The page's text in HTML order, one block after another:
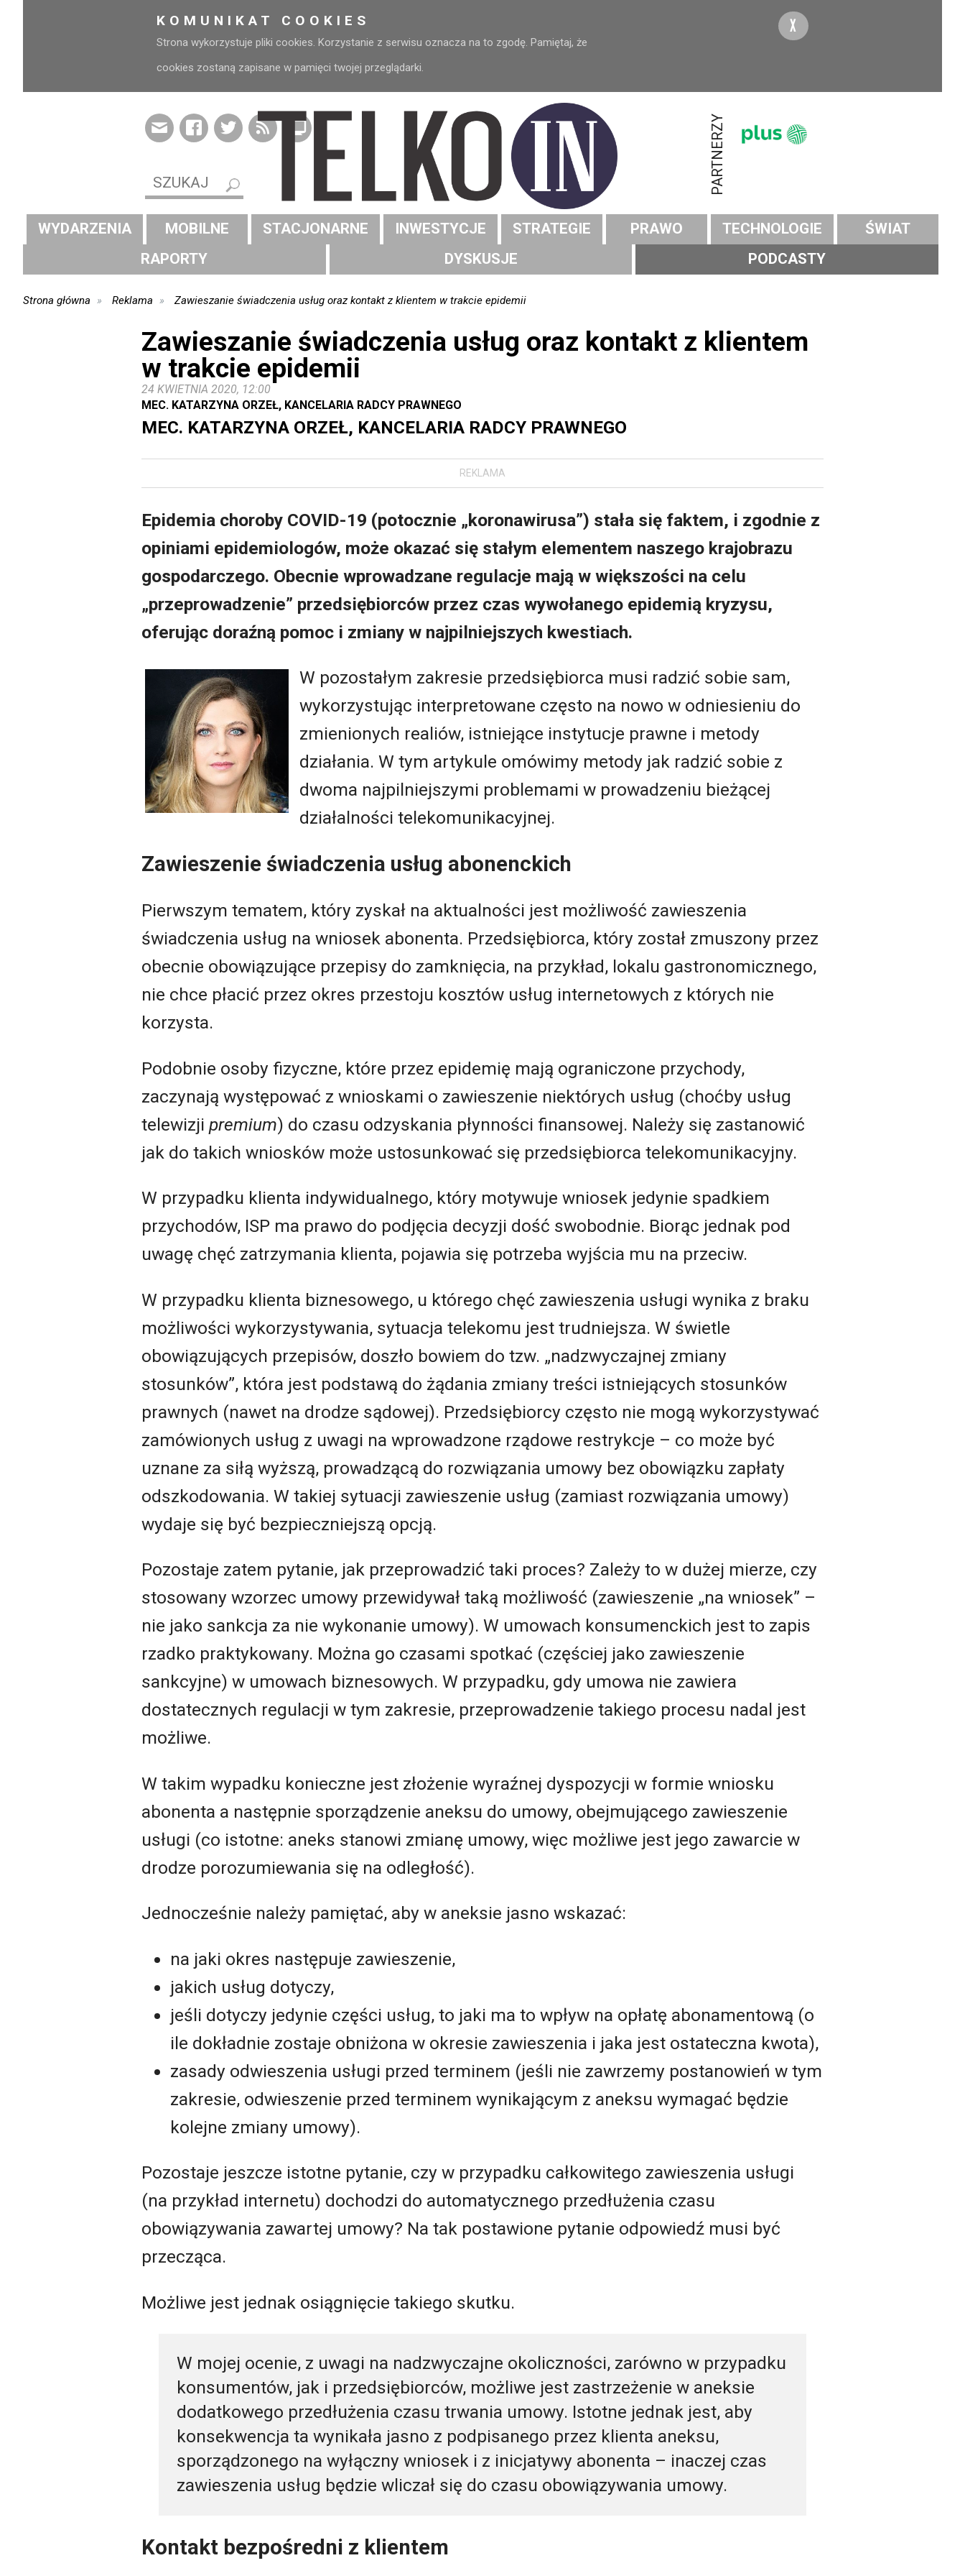
KOMUNIKAT COOKIES
Strona wykorzystuje pliki cookies. Korzystanie z serwisu oznacza na to zgodę. Pamiętaj, że
cookies zostaną zapisane w pamięci twojej przeglądarki.
X
PARTNERZY
WYDARZENIA MOBILNE STACJONARNE INWESTYCJE STRATEGIE PRAWO TECHNOLOGIE
ŚWIAT
RAPORTY
DYSKUSJE PODCASTY
Strona główna Reklama Zawieszanie świadczenia usług oraz kontakt z klientem w trakcie epidemii
Zawieszanie świadczenia usług oraz kontakt z klientem
w trakcie epidemii
24 KWIETNIA 2020, 12:00
MEC. KATARZYNA ORZEŁ, KANCELARIA RADCY PRAWNEGO
MEC. KATARZYNA ORZEŁ, KANCELARIA RADCY PRAWNEGO
REKLAMA
Epidemia choroby COVID-19 (potocznie „koronawirusa”) stała się faktem, i zgodnie z
opiniami epidemiologów, może okazać się stałym elementem naszego krajobrazu
gospodarczego. Obecnie wprowadzane regulacje mają w większości na celu
„przeprowadzenie” przedsiębiorców przez czas wywołanego epidemią kryzysu,
oferując doraźną pomoc i zmiany w najpilniejszych kwestiach.
W pozostałym zakresie przedsiębiorca musi radzić sobie sam,
wykorzystując interpretowane często na nowo w odniesieniu do
zmienionych realiów, istniejące instytucje prawne i metody
działania. W tym artykule omówimy metody jak radzić sobie z
dwoma najpilniejszymi problemami w prowadzeniu bieżącej
działalności telekomunikacyjnej.
Zawieszenie świadczenia usług abonenckich
Pierwszym tematem, który zyskał na aktualności jest możliwość zawieszenia
świadczenia usług na wniosek abonenta. Przedsiębiorca, który został zmuszony przez
obecnie obowiązujące przepisy do zamknięcia, na przykład, lokalu gastronomicznego,
nie chce płacić przez okres przestoju kosztów usług internetowych z których nie
korzysta.
Podobnie osoby fizyczne, które przez epidemię mają ograniczone przychody,
zaczynają występować z wnioskami o zawieszenie niektórych usług (choćby usług
telewizji premium) do czasu odzyskania płynności finansowej. Należy się zastanowić
jak do takich wniosków może ustosunkować się przedsiębiorca telekomunikacyjny.
W przypadku klienta indywidualnego, który motywuje wniosek jedynie spadkiem
przychodów, ISP ma prawo do podjęcia decyzji dość swobodnie. Biorąc jednak pod
uwagę chęć zatrzymania klienta, pojawia się potrzeba wyjścia mu na przeciw.
W przypadku klienta biznesowego, u którego chęć zawieszenia usługi wynika z braku
możliwości wykorzystywania, sytuacja telekomu jest trudniejsza. W świetle
obowiązujących przepisów, doszło bowiem do tzw. „nadzwyczajnej zmiany
stosunków”, która jest podstawą do żądania zmiany treści istniejących stosunków
prawnych (nawet na drodze sądowej). Przedsiębiorcy często nie mogą wykorzystywać
zamówionych usług z uwagi na wprowadzone rządowe restrykcje – co może być
uznane za siłą wyższą, prowadzącą do rozwiązania umowy bez obowiązku zapłaty
odszkodowania. W takiej sytuacji zawieszenie usług (zamiast rozwiązania umowy)
wydaje się być bezpieczniejszą opcją.
Pozostaje zatem pytanie, jak przeprowadzić taki proces? Zależy to w dużej mierze, czy
stosowany wzorzec umowy przewidywał taką możliwość (zawieszenie „na wniosek” –
nie jako sankcja za nie wykonanie umowy). W umowach konsumenckich jest to zapis
rzadko praktykowany. Można go czasami spotkać (częściej jako zawieszenie
sankcyjne) w umowach biznesowych. W przypadku, gdy umowa nie zawiera
dostatecznych regulacji w tym zakresie, przeprowadzenie takiego procesu nadal jest
możliwe.
W takim wypadku konieczne jest złożenie wyraźnej dyspozycji w formie wniosku
abonenta a następnie sporządzenie aneksu do umowy, obejmującego zawieszenie
usługi (co istotne: aneks stanowi zmianę umowy, więc możliwe jest jego zawarcie w
drodze porozumiewania się na odległość).
Jednocześnie należy pamiętać, aby w aneksie jasno wskazać:
na jaki okres następuje zawieszenie,
jakich usług dotyczy,
jeśli dotyczy jedynie części usług, to jaki ma to wpływ na opłatę abonamentową (o
ile dokładnie zostaje obniżona w okresie zawieszenia i jaka jest ostateczna kwota),
zasady odwieszenia usługi przed terminem (jeśli nie zawrzemy postanowień w tym
zakresie, odwieszenie przed terminem wynikającym z aneksu wymagać będzie
kolejne zmiany umowy).
Pozostaje jeszcze istotne pytanie, czy w przypadku całkowitego zawieszenia usługi
(na przykład internetu) dochodzi do automatycznego przedłużenia czasu
obowiązywania zawartej umowy? Na tak postawione pytanie odpowiedź musi być
przecząca.
Możliwe jest jednak osiągnięcie takiego skutku.
W mojej ocenie, z uwagi na nadzwyczajne okoliczności, zarówno w przypadku
konsumentów, jak i przedsiębiorców, możliwe jest zastrzeżenie w aneksie
dodatkowego przedłużenia czasu trwania umowy. Istotne jednak jest, aby
konsekwencja ta wynikała jasno z podpisanego przez klienta aneksu,
sporządzonego na wyłączny wniosek i z inicjatywy abonenta – inaczej czas
zawieszenia usług będzie wliczał się do czasu obowiązywania umowy.
Kontakt bezpośredni z klientem